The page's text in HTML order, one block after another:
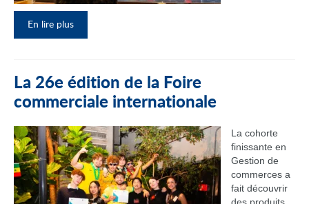
En lire plus
La 26e édition de la Foire
commerciale internationale
La cohorte
finissante en
Gestion de
commerces a
fait découvrir